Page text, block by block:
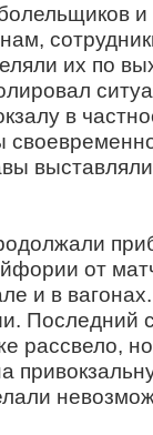
их по
в
от
и в
Последний
рассвело,